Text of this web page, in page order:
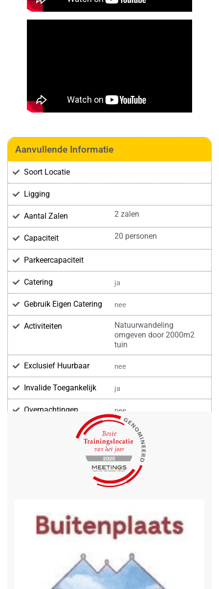
Aanvullende Informatie
Soort Locatie
Ligging
Aantal Zalen 2 zalen
Capaciteit 20 personen
Parkeercapaciteit
Catering ja
Gebruik Eigen Catering nee
Activiteiten
Natuurwandeling
omgeven door 2000m2
tuin
Exclusief Huurbaar nee
Invalide Toegankelijk ja
Overnachtingen nee